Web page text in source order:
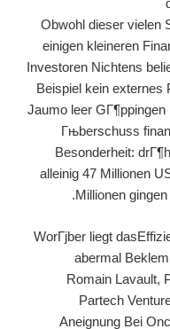
Obwohl dieser vielen
einigen kleineren
Investoren Nichtens
Beispiel kein externes
Jaumo leer
Гњberschuss
Besonderheit:
alleinig 47 Millionen
Millionen
WorГјber liegt
abermal
Romain Lavault,
Partech
Aneignung Bei